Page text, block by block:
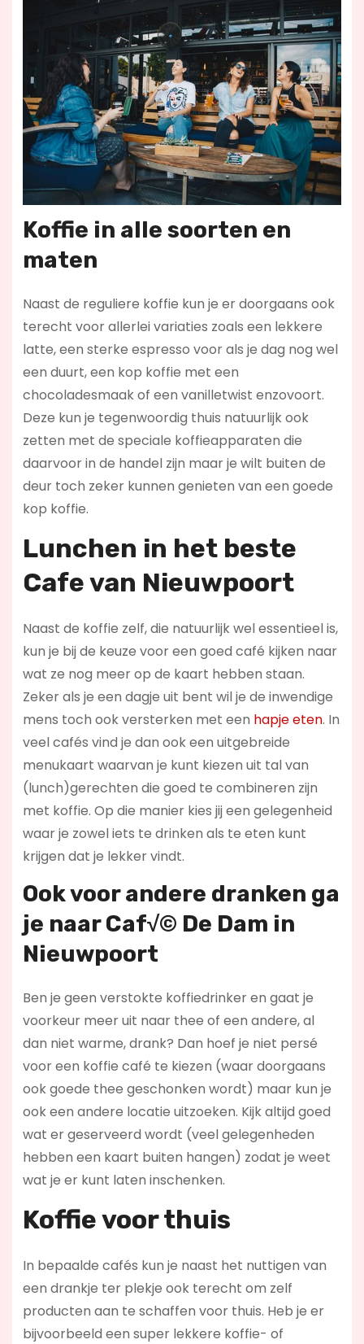
Koffie in alle soorten en
maten
Naast de reguliere koffie kun je er doorgaans ook
terecht voor allerlei variaties zoals een lekkere
latte, een sterke espresso voor als je dag nog wel
een duurt, een kop koffie met een
chocoladesmaak of een vanilletwist enzovoort.
Deze kun je tegenwoordig thuis natuurlijk ook
zetten met de speciale koffieapparaten die
daarvoor in de handel zijn maar je wilt buiten de
deur toch zeker kunnen genieten van een goede
kop koffie.
Lunchen in het beste
Cafe van Nieuwpoort
Naast de koffie zelf, die natuurlijk wel essentieel is,
kun je bij de keuze voor een goed café kijken naar
wat ze nog meer op de kaart hebben staan.
Zeker als je een dagje uit bent wil je de inwendige
mens toch ook versterken met een hapje eten. In
veel cafés vind je dan ook een uitgebreide
menukaart waarvan je kunt kiezen uit tal van
(lunch)gerechten die goed te combineren zijn
met koffie. Op die manier kies jij een gelegenheid
waar je zowel iets te drinken als te eten kunt
krijgen dat je lekker vindt.
Ook voor andere dranken ga
je naar Caf√© De Dam in
Nieuwpoort
Ben je geen verstokte koffiedrinker en gaat je
voorkeur meer uit naar thee of een andere, al
dan niet warme, drank? Dan hoef je niet persé
voor een koffie café te kiezen (waar doorgaans
ook goede thee geschonken wordt) maar kun je
ook een andere locatie uitzoeken. Kijk altijd goed
wat er geserveerd wordt (veel gelegenheden
hebben een kaart buiten hangen) zodat je weet
wat je er kunt laten inschenken.
Koffie voor thuis
In bepaalde cafés kun je naast het nuttigen van
een drankje ter plekje ook terecht om zelf
producten aan te schaffen voor thuis. Heb je er
bijvoorbeeld een super lekkere koffie- of